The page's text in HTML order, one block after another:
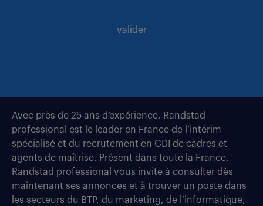
valider
Avec près de 25 ans d’expérience, Randstad
professional est le leader en France de l’intérim
spécialisé et du recrutement en CDI de cadres et
agents de maîtrise. Présent dans toute la France,
Randstad professional vous invite à consulter dès
maintenant ses annonces et à trouver un poste dans
les secteurs du BTP, du marketing, de l’informatique,